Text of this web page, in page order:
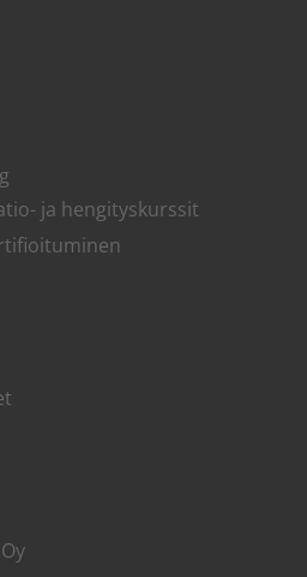
ja hengityskurssit